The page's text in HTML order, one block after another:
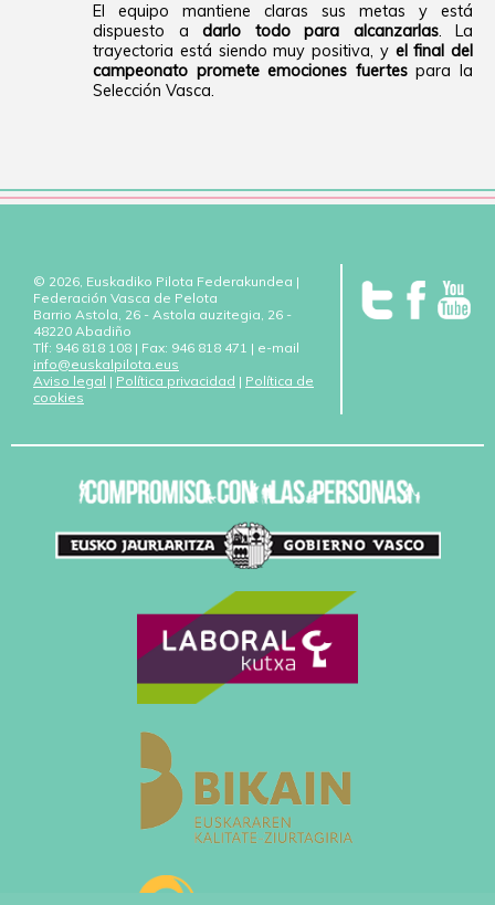
El equipo mantiene claras sus metas y está
dispuesto adarlo todo para alcanzarlas. La
trayectoria está siendo muy positiva, y el final del
campeonato promete emociones fuertespara la
Selección Vasca.
© 2026, Euskadiko Pilota Federakundea |
Federación Vasca de Pelota
Barrio Astola, 26 - Astola auzitegia, 26 -
48220 Abadiño
Tlf: 946 818 108 | Fax: 946 818 471 | e-mail
info@euskalpilota.eus
Aviso legal | Política privacidad | Política de
cookies